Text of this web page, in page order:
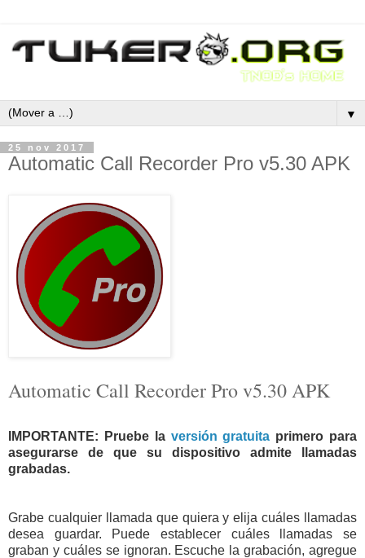
▼
25 nov 2017
Automatic Call Recorder Pro v5.30 APK
Automatic Call Recorder Pro v5.30 APK
IMPORTANTE: Pruebe la versión gratuita primero para
asegurarse de que su dispositivo admite llamadas
grabadas.
Grabe cualquier llamada que quiera y elija cuáles llamadas
desea guardar. Puede establecer cuáles llamadas se
graban y cuáles se ignoran. Escuche la grabación, agregue